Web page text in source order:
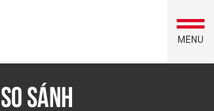
MENU
So sánh